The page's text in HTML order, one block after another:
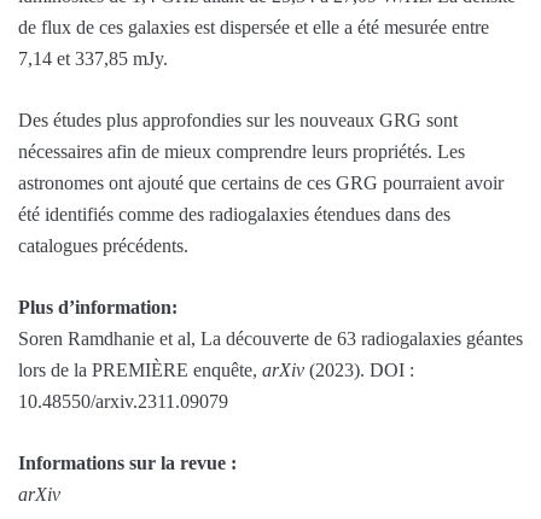
de flux de ces galaxies est dispersée et elle a été mesurée entre
7,14 et 337,85 mJy.
Des études plus approfondies sur les nouveaux GRG sont
nécessaires afin de mieux comprendre leurs propriétés. Les
astronomes ont ajouté que certains de ces GRG pourraient avoir
été identifiés comme des radiogalaxies étendues dans des
catalogues précédents.
Plus d’information:
Soren Ramdhanie et al, La découverte de 63 radiogalaxies géantes
lors de la PREMIÈRE enquête, arXiv (2023). DOI :
10.48550/arxiv.2311.09079
Informations sur la revue :
arXiv